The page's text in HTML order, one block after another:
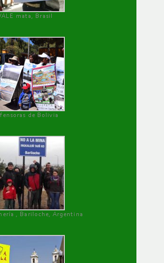
mata, Brasil
de Bolivia
, Bariloche, Argentina